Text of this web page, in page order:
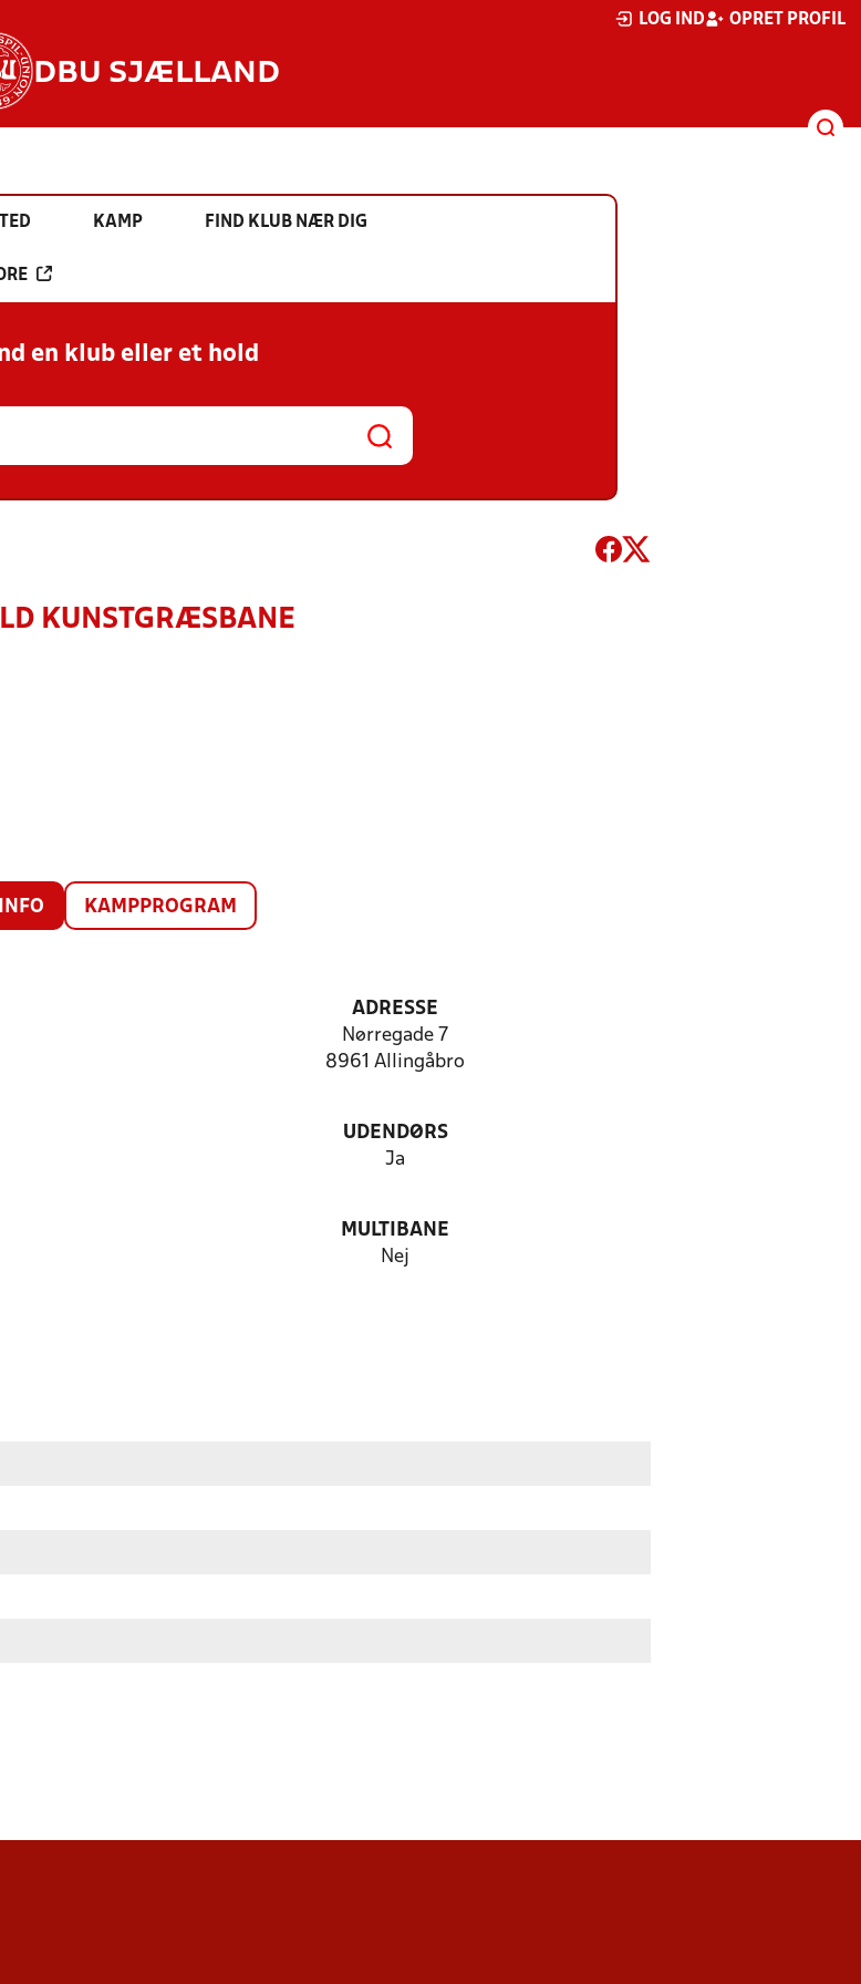
LOG IND OPRET PROFIL
DBU SJÆLLAND
KAMP FIND KLUB NÆR DIG
en klub eller et hold
KUNSTGRÆSBANE
INFO KAMPPROGRAM
ADRESSE
Nørregade 7
8961 Allingåbro
UDENDØRS
Ja
MULTIBANE
Nej